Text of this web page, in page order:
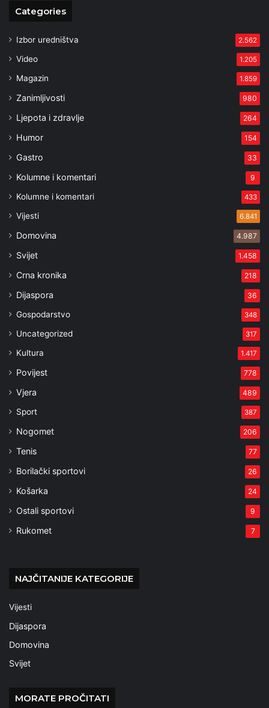
Categories
Izbor uredništva 2.562
Video 1.205
Magazin 1.859
Zanimljivosti 980
Ljepota i zdravlje 264
Humor 154
Gastro 33
Kolumne i komentari 9
Kolumne i komentari 433
Vijesti 6.841
Domovina 4.987
Svijet 1.458
Crna kronika 218
Dijaspora 36
Gospodarstvo 348
Uncategorized 317
Kultura 1.417
Povijest 778
Vjera 489
Sport 387
Nogomet 206
Tenis 77
Borilački sportovi 26
Košarka 24
Ostali sportovi 9
Rukomet 7
NAJČITANIJE KATEGORIJE
Vijesti
Dijaspora
Domovina
Svijet
MORATE PROČITATI